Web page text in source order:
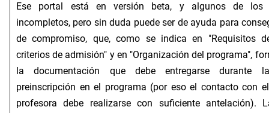
Ese portal está en versión beta, y algunos de los
incompletos, pero sin duda puede ser de ayuda para
de compromiso, que, como se indica en "Requisitos
criterios de admisión" y en "Organización del programa",
la documentación que debe entregarse durante
preinscripción en el programa (por eso el contacto con
profesora debe realizarse con suficiente antelación).